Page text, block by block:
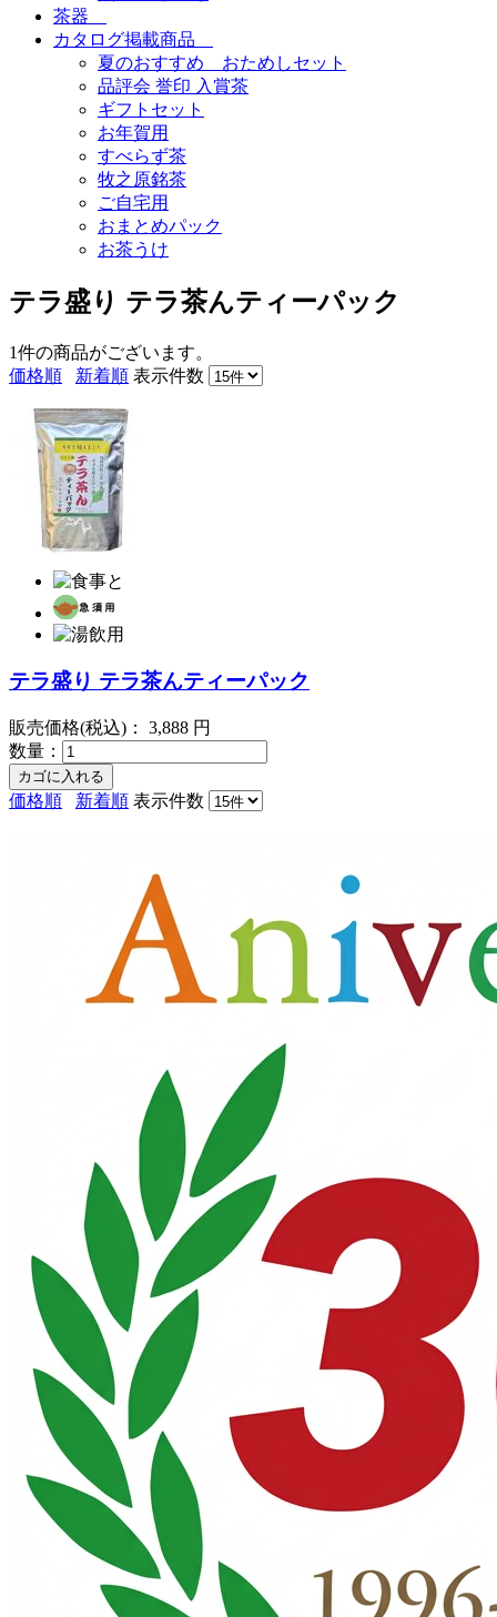
茶器
カタログ掲載商品
夏のおすすめ おためしセット
品評会 誉印 入賞茶
ギフトセット
お年賀用
すべらず茶
牧之原銘茶
ご自宅用
おまとめパック
お茶うけ
テラ盛り テラ茶んティーパック
1件の商品がございます。
価格順
新着順 表示件数
テラ盛り テラ茶んティーパック
販売価格(税込)： 3,888 円
数量：
価格順 新着順 表示件数